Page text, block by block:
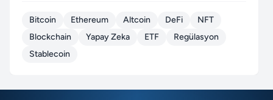
Bitcoin Ethereum Altcoin DeFi
NFT
Blockchain
Yapay Zeka ETF
Regülasyon
Stablecoin